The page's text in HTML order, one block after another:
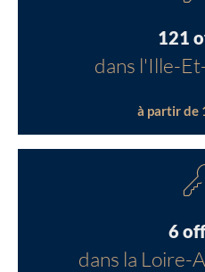
121
dans l'Ille-
à partir de
6
dans la Loire-